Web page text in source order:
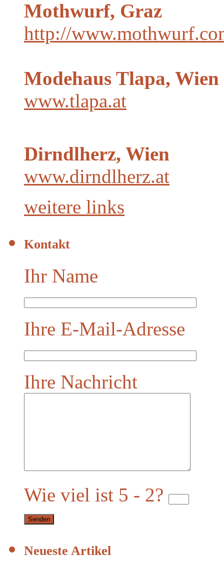
Mothwurf, Graz
http://
Modehaus Tlapa, Wien
www.tlapa.at
Dirndlherz, Wien
www.dirndlherz.at
weitere links
Kontakt
Ihr Name
Ihre E-Mail-Adresse
Ihre Nachricht
Wie viel ist 5 - 2?
Neueste Artikel